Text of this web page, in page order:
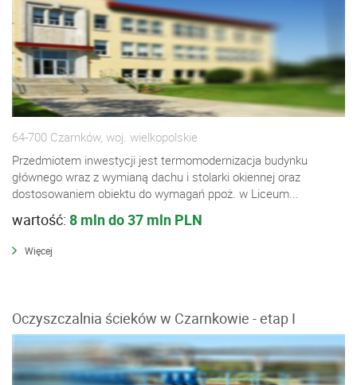
64-700 Czarnków, woj. wielkopolskie
Przedmiotem inwestycji jest termomodernizacja budynku
głównego wraz z wymianą dachu i stolarki okiennej oraz
dostosowaniem obiektu do wymagań ppoż. w Liceum...
wartość: 8 mln do 37 mln PLN
Więcej
Oczyszczalnia ścieków w Czarnkowie - etap I